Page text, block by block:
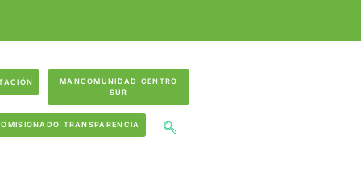
MANCOMUNIDAD CENTRO
SUR
TRANSPARENCIA